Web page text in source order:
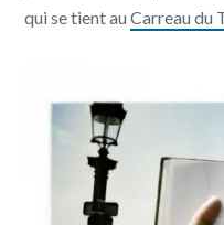
qui se tient auCarreau du